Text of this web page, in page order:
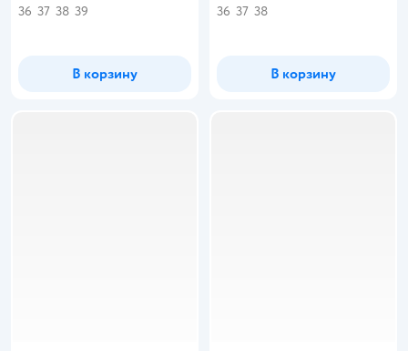
36 37 38 39
В корзину
36 37 38
В корзину